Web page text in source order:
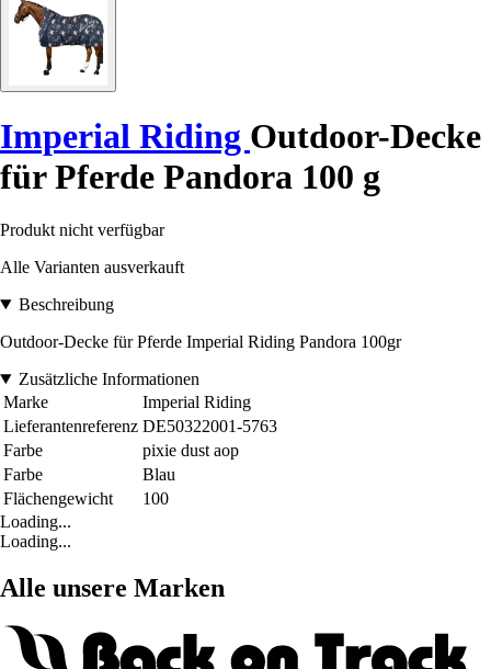
Imperial Riding Outdoor-Decke
für Pferde Pandora 100 g
Produkt nicht verfügbar
Alle Varianten ausverkauft
Beschreibung
Outdoor-Decke für Pferde Imperial Riding Pandora 100gr
Zusätzliche Informationen
Marke
Imperial Riding
Lieferantenreferenz DE50322001-5763
Farbe
pixie dust aop
Farbe
Blau
Flächengewicht
100
Loading...
Loading...
Alle unsere Marken